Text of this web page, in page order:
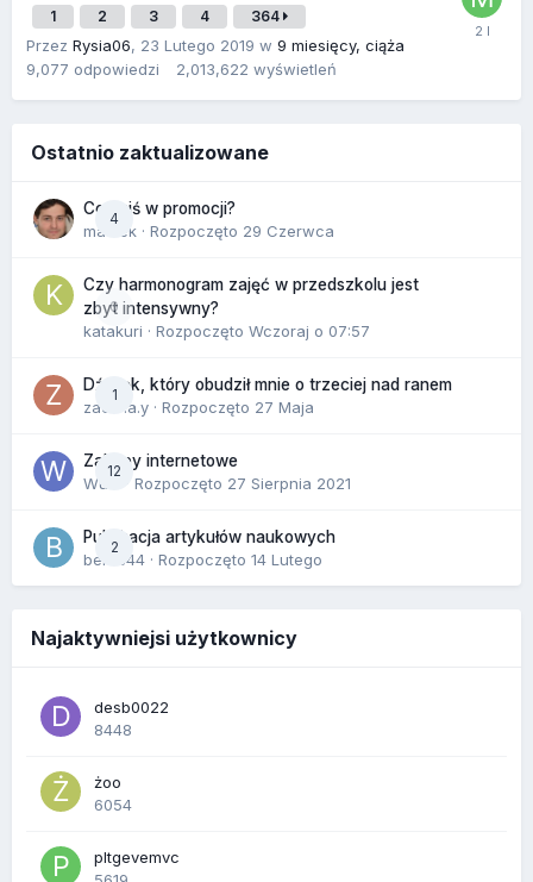
1 2 3 4 364
Przez Rysia06, 23 Lutego 2019 w 9 miesięcy, ciąża
9,077 odpowiedzi 2,013,622 wyświetleń
Ostatnio zaktualizowane
4
Co dziś w promocji?
maciek · Rozpoczęto 29 Czerwca
0
Czy harmonogram zajęć w przedszkolu jest
zbyt intensywny?
katakuri · Rozpoczęto Wczoraj o 07:57
1
Dźwięk, który obudził mnie o trzeciej nad ranem
zackr.a.y · Rozpoczęto 27 Maja
12
Zakupy internetowe
Wula
· Rozpoczęto 27 Sierpnia 2021
2
Publikacja artykułów naukowych
berus44 · Rozpoczęto 14 Lutego
Najaktywniejsi użytkownicy
desb0022
8448
żoo
6054
pltgevemvc